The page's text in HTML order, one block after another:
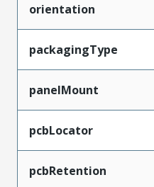
orientation
packagingType
panelMount
pcbLocator
pcbRetention